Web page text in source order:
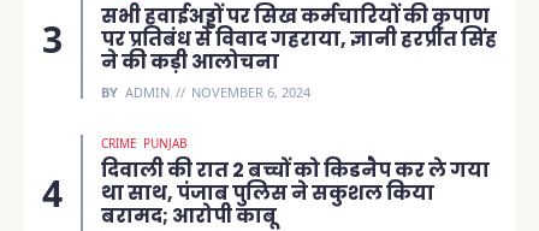
सभी हवाईअड्डों पर सिख कर्मचारियों की कृपाण
पर प्रतिबंध से विवाद गहराया, ज्ञानी हरप्रीत सिंह
ने की कड़ी आलोचना
BY ADMIN NOVEMBER 6, 2024
CRIME PUNJAB
दिवाली की रात 2 बच्चों को किडनैप कर ले गया
था साथ, पंजाब पुलिस ने सकुशल किया
बरामद; आरोपी काबू